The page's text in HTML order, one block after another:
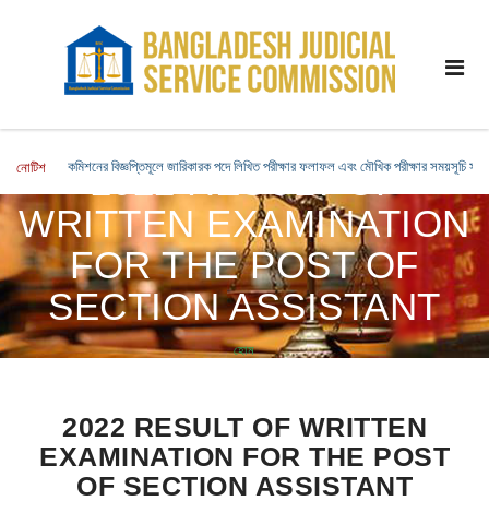
নোটিশ কমিশনের বিজ্ঞপ্তিমূলে জারিকারক পদে লিখিত পরীক্ষার ফলাফল এবং মৌখিক পরীক্ষার সময়সূচি
2022 RESULT OF
WRITTEN EXAMINATION
FOR THE POST OF
SECTION ASSISTANT
হোম
2022 RESULT OF WRITTEN
EXAMINATION FOR THE POST
OF SECTION ASSISTANT